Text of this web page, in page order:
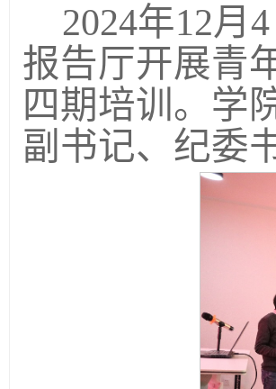
2024年12月
报告厅开展青
四期培训。学
副书记、纪委